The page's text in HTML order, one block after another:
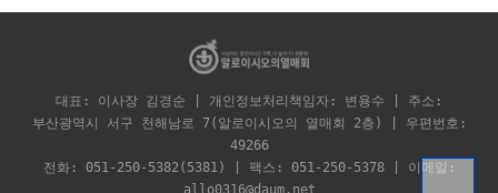
대표: 이사장 김경순 | 개인정보처리책임자: 변용수 | 주소:
부산광역시 서구 천해남로 7(알로이시오의 열매회 2층) | 우편번호:
49266
전화: 051-250-5382(5381) | 팩스: 051-250-5378 | 이메일:
allo0316@daum.net